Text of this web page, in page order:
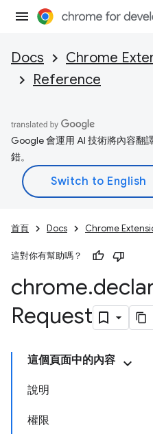
Docs Chrome
Reference
Google 會運用 AI 技術將內容翻
錯。
首頁 Docs Chrome
這對你有幫助嗎？
chrome.
Request
這個頁面中的內容
說明
權限